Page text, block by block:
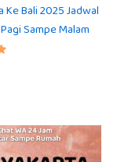
Ke Bali 2025 Jadwal
Sampe Malam